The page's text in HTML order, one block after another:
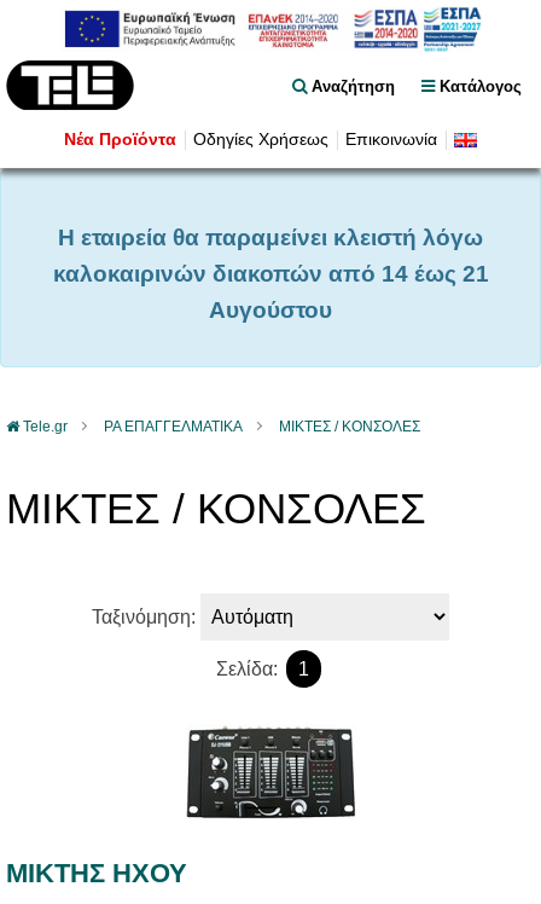
Κατάλογος
Αναζήτηση
Νέα Προϊόντα Οδηγίες Χρήσεως Επικοινωνία
Η εταιρεία θα παραμείνει κλειστή λόγω
καλοκαιρινών διακοπών από 14 έως 21
Αυγούστου
Tele.gr PA ΕΠΑΓΓΕΛΜΑΤΙΚΑ ΜΙΚΤΕΣ / ΚΟΝΣΟΛΕΣ
ΜΙΚΤΕΣ / ΚΟΝΣΟΛΕΣ
Ταξινόμηση:
Σελίδα: 1
ΜΙΚΤΗΣ ΗΧΟΥ